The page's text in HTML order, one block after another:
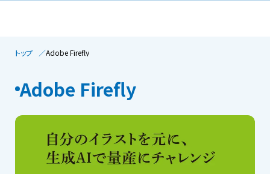
トップ Adobe Firefly
Adobe Firefly